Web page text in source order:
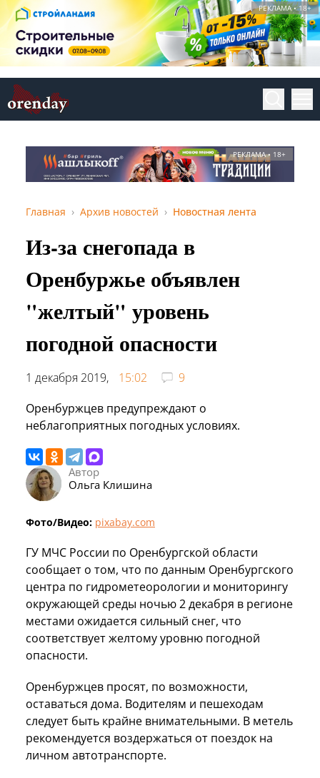
РЕКЛАМА • 18+
РЕКЛАМА • 18+
Главная Архив новостей Новостная лента
Из-за снегопада в
Оренбуржье объявлен
"желтый" уровень
погодной опасности
1 декабря 2019, 15:02
9
Оренбуржцев предупреждают о
неблагоприятных погодных условиях.
Автор
Ольга Клишина
Фото/Видео: pixabay.com
ГУ МЧС России по Оренбургской области
сообщает о том, что по данным Оренбургского
центра по гидрометеорологии и мониторингу
окружающей среды ночью 2 декабря в регионе
местами ожидается сильный снег, что
соответствует желтому уровню погодной
опасности.
Оренбуржцев просят, по возможности,
оставаться дома. Водителям и пешеходам
следует быть крайне внимательными. В метель
рекомендуется воздержаться от поездок на
личном автотранспорте.